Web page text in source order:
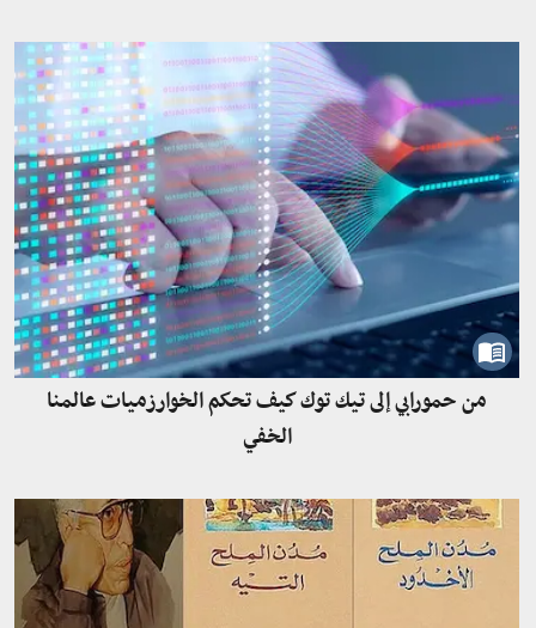
من حمورابي إلى تيك توك كيف تحكم الخوارزميات عالمنا
الخفي